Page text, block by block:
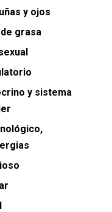
y ojos
grasa
y sistema